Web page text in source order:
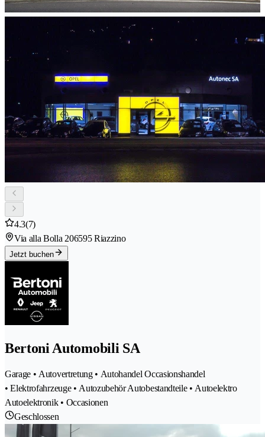
4.3(7)
Via alla Bolla 206595 Riazzino
Jetzt buchen
Bertoni Automobili SA
Garage • Autovertretung • Autohandel Occasionshandel
• Elektrofahrzeuge • Autozubehör Autobestandteile • Autoelektro
Autoelektronik • Occasionen
Geschlossen